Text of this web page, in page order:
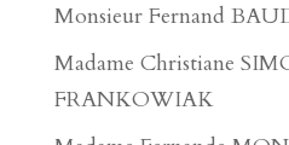
Monsieur Fernand
Madame Christiane
FRANKOWIAK